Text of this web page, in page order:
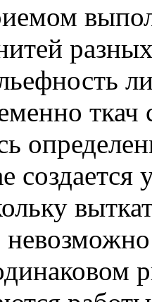
ткач
создается